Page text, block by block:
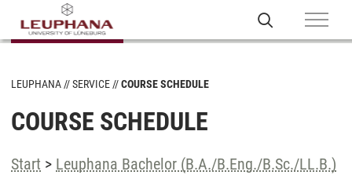
LEUPHANA SERVICE COURSE SCHEDULE
COURSE SCHEDULE
Start > Leuphana Bachelor (B.A./B.Eng./B.Sc./LL.B.)